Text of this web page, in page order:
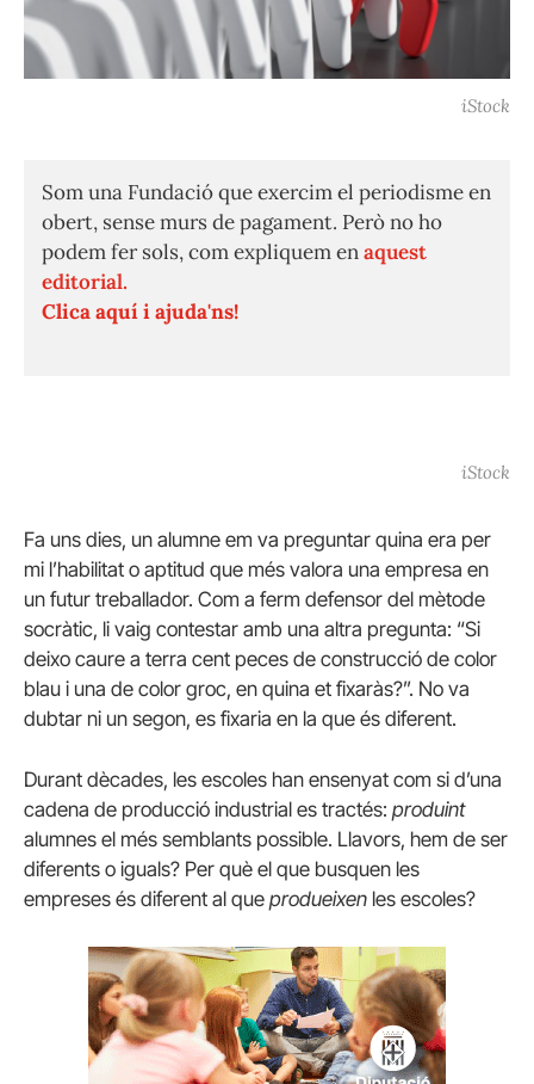
iStock
Som una Fundació que exercim el periodisme en
obert, sense murs de pagament. Però no ho
podem fer sols, com expliquem enaquest
editorial.
Clica aquí i ajuda'ns!
iStock
Fa uns dies, un alumne em va preguntar quina era per
mi l’habilitat o aptitud que més valora una empresa en
un futur treballador. Com a ferm defensor del mètode
socràtic, li vaig contestar amb una altra pregunta: “Si
deixo caure a terra cent peces de construcció de color
blau i una de color groc, en quina et fixaràs?”. No va
dubtar ni un segon, es fixaria en la que és diferent.
Durant dècades, les escoles han ensenyat com si d’una
cadena de producció industrial es tractés: produint
alumnes el més semblants possible. Llavors, hem de ser
diferents o iguals? Per què el que busquen les
empreses és diferent al que produeixen les escoles?